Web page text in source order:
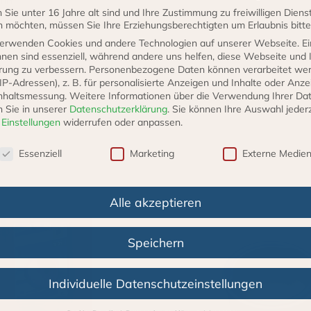
Sie unter 16 Jahre alt sind und Ihre Zustimmung zu freiwilligen
möchten, müssen Sie Ihre Erziehungsberechtigten um Erlaubnis
Cookies und andere Technologien auf unserer Webseite.
sind essenziell, während andere uns helfen, diese Webseite und
zu verbessern. Personenbezogene Daten können verarbeitet
Adressen), z. B. für personalisierte Anzeigen und Inhalte oder
Weitere Informationen über die Verwendung Ihrer
Sie in unserer Datenschutzerklärung. Sie können Ihre Auswahl
Einstellungen widerrufen oder anpassen.
Essenziell Marketing Externe Medien
Alle akzeptieren
Speichern
Individuelle Datenschutzeinstellungen